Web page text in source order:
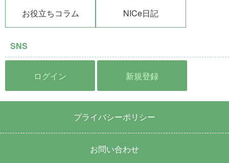
お役立ちコラム NICe日記
SNS
ログイン 新規登録
プライバシーポリシー
お問い合わせ